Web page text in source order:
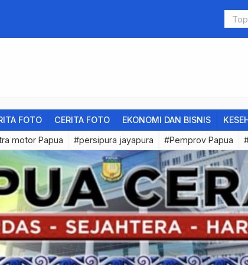
Wanita di Jayapura Tewas Ditikam
Kasino
FOTO CERITA FOTO EKONOMI DAN BISNIS
motor Papua #persipura jayapura #Pemprov Papua